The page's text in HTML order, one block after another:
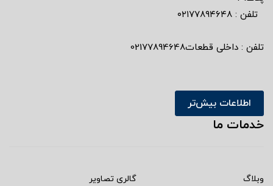
تلفن : ٠٢١٧٧٨٩٤٦٤٨
تلفن : داخلی قطعات02177894648
اطلاعات بیش‌تر
خدمات ما
وبلاگ
گالری تصاویر